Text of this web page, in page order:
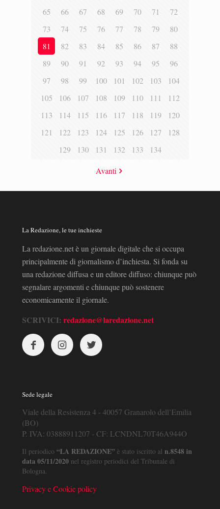
65
66 67 68 69 70 71
72
73
74 75 76 77 78 79
80
81
82 83 84 85 86 87
88
89
90 91 92 93 94 95
96
97
98 99 100 101 102 103
104
105
106 107 108 109 110 111
112
113
114 115 116 117 118 119
120
121
122 123 124 125 126 127
128
129
130 131 132 133 134
Avanti
La Redazione, le tue inchieste
La redazione.net è un giornale digitale che si occupa
principalmente di giornalismo d’inchiesta. Si fonda su
una redazione diffusa e un editore diffuso: chiunque può
segnalare argomenti e chiunque può sostenere
economicamente il giornale.
SCRIVICI: redazione@laredazione.net
Sede legale
Viale della Resistenza 4 - 40057 Granarolo dell’Emilia
(BO)
P. IVA: 03888911207 - CF: LCNDNL70T46A944O
Il periodico “LA REDAZIONE” è stato iscritto al n.8548 in
data 05/11/2020 nel registro periodici del Tribunale di
Bologna.
Privacy e Cookie policy